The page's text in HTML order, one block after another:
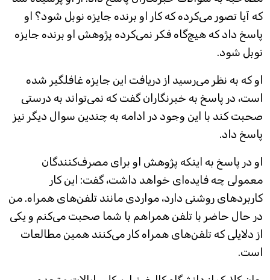
که آیا تصور می‌کرده که کار او برنده جایزه نوبل شود؟ او
پاسخ داد که هیچ‌گاه فکر نمی‌کرده پژوهش او برنده جایزه
نوبل شود.
او که به نظر می‌رسید از دریافت این جایزه غافلگیر شده
است، در پاسخ به خبرنگاران گفت که نمی‌تواند به درستی
صحبت کند با این وجود در ادامه به چندین سوال دیگر نیز
پاسخ داد.
او در پاسخ به اینکه پژوهش او برای مصرف‌کنندگان
معمولی چه فایده‌ای خواهد داشت، گفت: این کار
کاربردهای روشنی دارد، مواردی مانند تلفن‌های همراه. من
در حال حاضر با تلفن همراهم با شما صحبت می‌کنم و یکی
از دلایلی که تلفن‌های همراه کار می‌کنند همین مطالعات
است.